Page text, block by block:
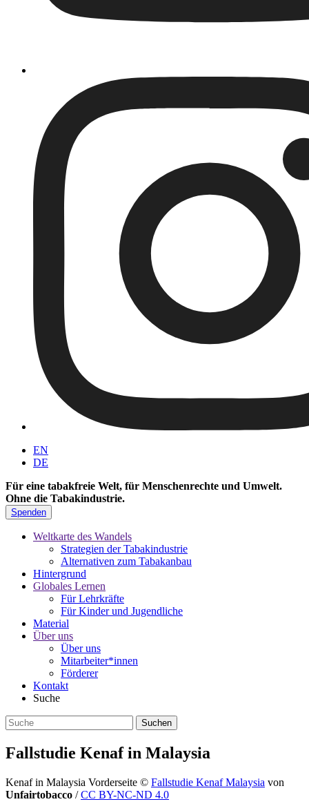
EN
DE
Für eine tabakfreie Welt, für Menschenrechte und Umwelt.
Ohne die Tabakindustrie.
Spenden
Weltkarte des Wandels
Strategien der Tabakindustrie
Alternativen zum Tabakanbau
Hintergrund
Globales Lernen
Für Lehrkräfte
Für Kinder und Jugendliche
Material
Über uns
Über uns
Mitarbeiter*innen
Förderer
Kontakt
Suche
Fallstudie Kenaf in Malaysia
Kenaf in Malaysia Vorderseite © Fallstudie Kenaf Malaysia von
Unfairtobacco /CC BY-NC-ND 4.0